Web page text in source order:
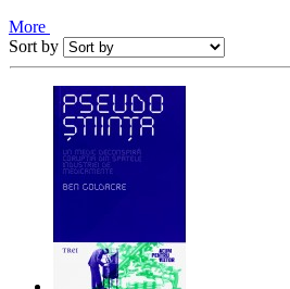
More
Sort by